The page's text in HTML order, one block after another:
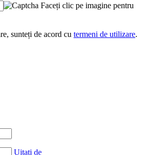
Faceți clic pe imagine pentru
sunteți de acord cu termeni de utilizare.
Uitați de